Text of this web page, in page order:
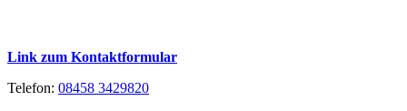
Link zum Kontaktformular
Telefon: 08458 3429820